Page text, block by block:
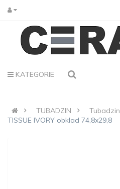
KATEGORIE
TUBADZIN Tubadzin
TISSUE IVORY obklad 74,8x29,8